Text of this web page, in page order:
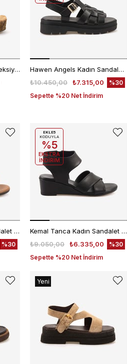
Hawen Angels Kadın Enjeksiyon Kösele Kahve Keten 10cm Topuklu Sandalet 82803
Hawen Angels Kadın Sandalet 371-34
₺7.315,00
₺10.450,00
%30
Sepette %20 Net İndirim
Kemal Tanca Kadın Sandalet 6510-2
%30
Kemal Tanca Kadın Sandalet 6510-2
₺6.335,00
₺9.050,00
%30
Sepette %20 Net İndirim
EKLE5
KODUYLA
%5
EKSTRA
İNDİRİM
Yeni